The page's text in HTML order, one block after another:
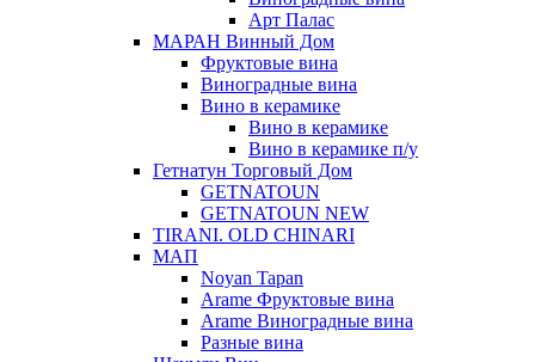
Арт Палас
МАРАН Винный Дом
Фруктовые вина
Виноградные вина
Вино в керамике
Вино в керамике
Вино в керамике п/у
Гетнатун Торговый Дом
GETNATOUN
GETNATOUN NEW
TIRANI. OLD CHINARI
МАП
Noyan Tapan
Arame Фруктовые вина
Arame Виноградные вина
Разные вина